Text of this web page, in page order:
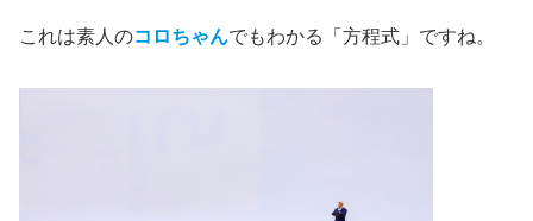
これは素人のコロちゃんでもわかる「方程式」ですね。